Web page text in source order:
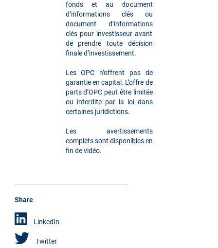
fonds et au document
d’informations clés ou
document d’informations
clés pour investisseur avant
de prendre toute décision
finale d’investissement.
Les OPC n’offrent pas de
garantie en capital. L’offre de
parts d’OPC peut être limitée
ou interdite par la loi dans
certaines juridictions.
Les avertissements
complets sont disponibles en
fin de vidéo.
Share
LinkedIn
Twitter